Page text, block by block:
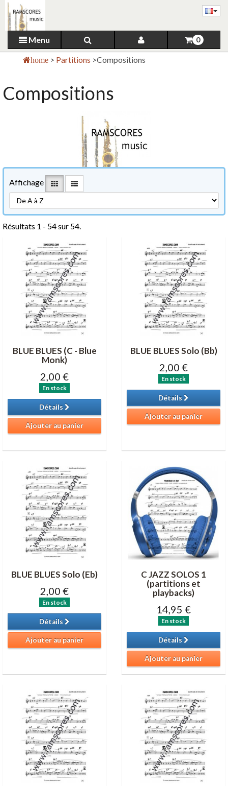
Menu 0
home > Partitions >Compositions
Compositions
Affichage
Résultats 1 - 54 sur 54.
BLUE BLUES (C - Blue
Monk)
2,00 €
En stock
Détails
Ajouter au panier
BLUE BLUES Solo (Bb)
2,00 €
En stock
Détails
Ajouter au panier
BLUE BLUES Solo (Eb)
2,00 €
En stock
Détails
Ajouter au panier
C JAZZ SOLOS 1
(partitions et
playbacks)
14,95 €
En stock
Détails
Ajouter au panier